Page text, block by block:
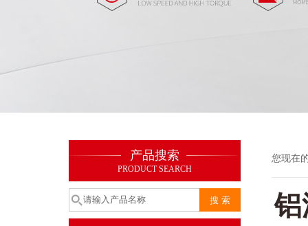
产品搜索
PRODUCT SEARCH
您现在
铝